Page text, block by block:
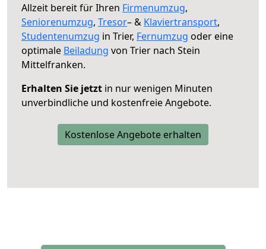
Allzeit bereit für Ihren Firmenumzug,
Seniorenumzug, Tresor– & Klaviertransport,
Studentenumzug in Trier, Fernumzug oder eine
optimale Beiladung von Trier nach Stein
Mittelfranken.
Erhalten Sie jetzt in nur wenigen Minuten
unverbindliche und kostenfreie Angebote.
Kostenlose Angebote erhalten